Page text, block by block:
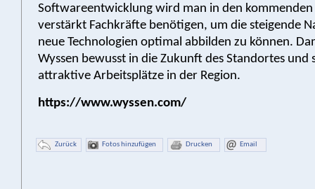
Softwareentwicklung wird man in den kommenden
verstärkt Fachkräfte benötigen, um die steigende
neue Technologien optimal abbilden zu können.
Wyssen bewusst in die Zukunft des Standortes und
attraktive Arbeitsplätze in der Region.
https://www.wyssen.com/
Zurück Fotos hinzufügen Drucken Email